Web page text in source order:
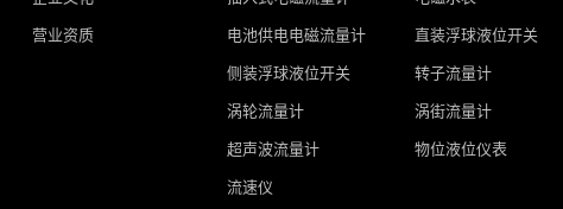
营业资质 电池供电电磁流量计 直装浮球液位开关
侧装浮球液位开关 转子流量计
涡轮流量计 涡街流量计
超声波流量计 物位液位仪表
流速仪